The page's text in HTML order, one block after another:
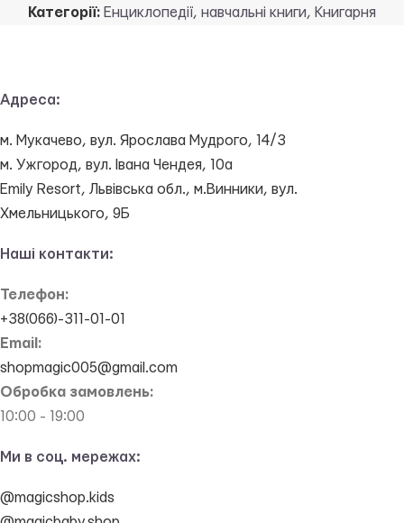
Категорії: Енциклопедії, навчальні книги, Книгарня
Адреса:
м. Мукачево, вул. Ярослава Мудрого, 14/3
м. Ужгород, вул. Івана Чендея, 10а
Emily Resort, Львівська обл., м.Винники, вул.
Хмельницького, 9Б
Наші контакти:
Телефон:
+38(066)-311-01-01
Email:
shopmagic005@gmail.com
Обробка замовлень:
10:00 - 19:00
Ми в соц. мережах:
@magicshop.kids